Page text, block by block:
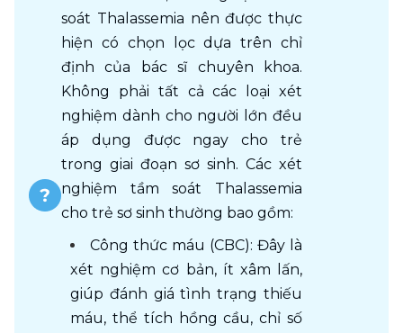
soát Thalassemia nên được thực
hiện có chọn lọc dựa trên chỉ
định của bác sĩ chuyên khoa.
Không phải tất cả các loại xét
nghiệm dành cho người lớn đều
áp dụng được ngay cho trẻ
trong giai đoạn sơ sinh. Các xét
nghiệm tầm soát Thalassemia
cho trẻ sơ sinh thường bao gồm:
Công thức máu (CBC): Đây là
xét nghiệm cơ bản, ít xâm lấn,
giúp đánh giá tình trạng thiếu
máu, thể tích hồng cầu, chỉ số